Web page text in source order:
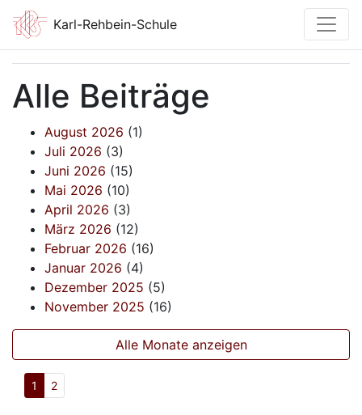
Karl-Rehbein-Schule
Alle Beiträge
August 2026 (1)
Juli 2026 (3)
Juni 2026 (15)
Mai 2026 (10)
April 2026 (3)
März 2026 (12)
Februar 2026 (16)
Januar 2026 (4)
Dezember 2025 (5)
November 2025 (16)
Alle Monate anzeigen
1 2